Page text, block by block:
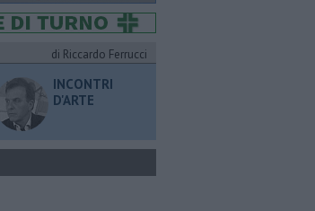
di Riccardo Ferrucci
INCONTRI
D'ARTE